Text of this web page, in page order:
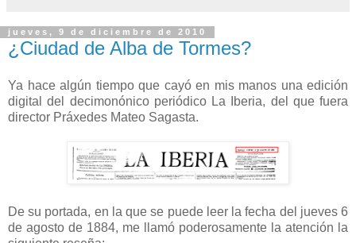
jueves, 9 de diciembre de 2010
¿Ciudad de Alba de Tormes?
Ya hace algún tiempo que cayó en mis manos una edición
digital del decimonónico periódico La Iberia, del que fuera
director Práxedes Mateo Sagasta.
De su portada, en la que se puede leer la fecha del jueves 6
de agosto de 1884, me llamó poderosamente la atención la